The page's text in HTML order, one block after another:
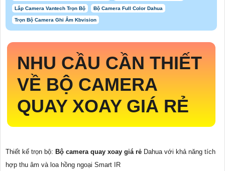
Lắp Camera Vantech Trọn Bộ Bộ Camera Full Color Dahua
Trọn Bộ Camera Ghi Âm Kbvision
NHU CẦU CẦN THIẾT
VỀ BỘ CAMERA
QUAY XOAY GIÁ RẺ
Thiết kế trọn bộ: Bộ camera quay xoay giá rẻ Dahua với khả năng tích
hợp thu âm và loa hồng ngoại Smart IR